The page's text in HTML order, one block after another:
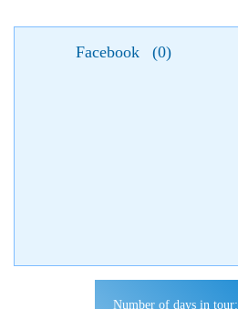
Facebook (0)
Number of days in tour: